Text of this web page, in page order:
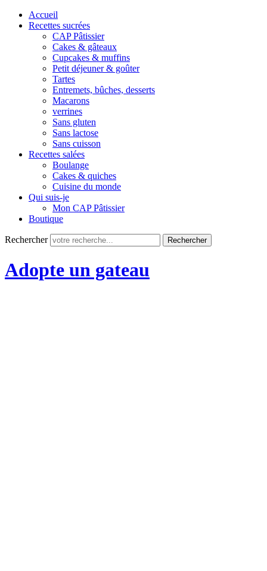
Accueil
Recettes sucrées
CAP Pâtissier
Cakes & gâteaux
Cupcakes & muffins
Petit déjeuner & goûter
Tartes
Entremets, bûches, desserts
Macarons
verrines
Sans gluten
Sans lactose
Sans cuisson
Recettes salées
Boulange
Cakes & quiches
Cuisine du monde
Qui suis-je
Mon CAP Pâtissier
Boutique
Rechercher
Adopte un gateau